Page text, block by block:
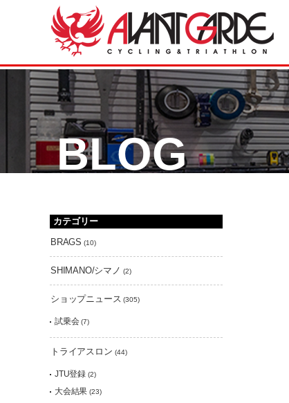
BLOG
カテゴリー
BRAGS (10)
SHIMANO/シマノ (2)
ショップニュース (305)
試乗会(7)
トライアスロン (44)
JTU登録 (2)
大会結果 (23)